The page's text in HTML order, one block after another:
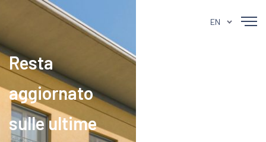
EN
Resta
aggiornato
sulle ultime